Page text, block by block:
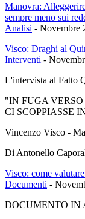
Manovra:
sempre meno sui
Analisi - Novembre
Visco: Draghi al
Interventi -
L'intervista al Fatto
"IN FUGA
CI SCOPPIASSE
Vincenzo Visco -
Di Antonello
Visco: come
Documenti -
DOCUMENTO IN